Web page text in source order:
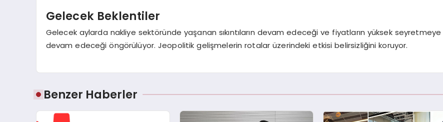
Gelecek Beklentiler
Gelecek aylarda nakliye sektöründe yaşanan sıkıntıların devam edeceği ve fiyatların yüksek seyretmeye
devam edeceği öngörülüyor. Jeopolitik gelişmelerin rotalar üzerindeki etkisi belirsizliğini koruyor.
Benzer Haberler